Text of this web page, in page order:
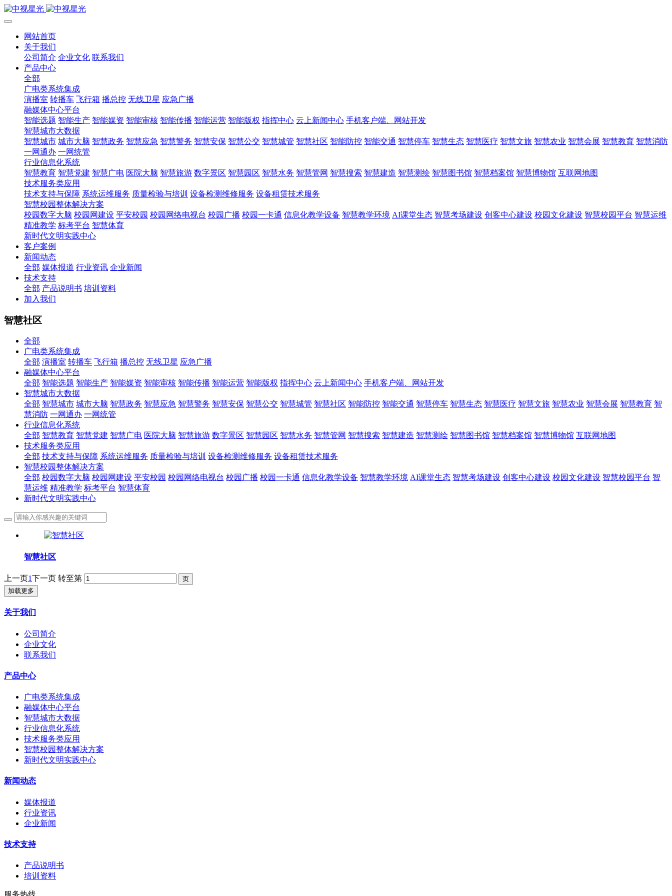
网站首页
关于我们
公司简介 企业文化 联系我们
产品中心
全部
广电类系统集成
演播室 转播车 飞行箱 播总控 无线卫星 应急广播
融媒体中心平台
智能选题 智能生产 智能媒资 智能审核 智能传播 智能运营 智能版权 指挥中心 云上新闻中心 手机客户端、网站开发
智慧城市大数据
智慧城市 城市大脑 智慧政务 智慧应急 智慧警务 智慧安保 智慧公交 智慧城管 智慧社区 智能防控 智能交通 智慧停车 智慧生态 智慧医疗 智慧文旅 智慧农业 智慧会展 智慧教育 智慧消防
一网通办 一网统管
行业信息化系统
智慧教育 智慧党建 智慧广电 医院大脑 智慧旅游 数字景区 智慧园区 智慧水务 智慧管网 智慧搜索 智慧建造 智慧测绘 智慧图书馆 智慧档案馆 智慧博物馆 互联网地图
技术服务类应用
技术支持与保障 系统运维服务 质量检验与培训 设备检测维修服务 设备租赁技术服务
智慧校园整体解决方案
校园数字大脑 校园网建设 平安校园 校园网络电视台 校园广播 校园一卡通 信息化教学设备 智慧教学环境 AI课堂生态 智慧考场建设 创客中心建设 校园文化建设 智慧校园平台 智慧运维
精准教学 标考平台 智慧体育
新时代文明实践中心
客户案例
新闻动态
全部 媒体报道 行业资讯 企业新闻
技术支持
全部 产品说明书 培训资料
加入我们
智慧社区
全部
广电类系统集成
全部 演播室 转播车 飞行箱 播总控 无线卫星 应急广播
融媒体中心平台
全部 智能选题 智能生产 智能媒资 智能审核 智能传播 智能运营 智能版权 指挥中心 云上新闻中心 手机客户端、网站开发
智慧城市大数据
全部 智慧城市 城市大脑 智慧政务 智慧应急 智慧警务 智慧安保 智慧公交 智慧城管 智慧社区 智能防控 智能交通 智慧停车 智慧生态 智慧医疗 智慧文旅 智慧农业 智慧会展 智慧教育 智
慧消防 一网通办 一网统管
行业信息化系统
全部 智慧教育 智慧党建 智慧广电 医院大脑 智慧旅游 数字景区 智慧园区 智慧水务 智慧管网 智慧搜索 智慧建造 智慧测绘 智慧图书馆 智慧档案馆 智慧博物馆 互联网地图
技术服务类应用
全部 技术支持与保障 系统运维服务 质量检验与培训 设备检测维修服务 设备租赁技术服务
智慧校园整体解决方案
全部 校园数字大脑 校园网建设 平安校园 校园网络电视台 校园广播 校园一卡通 信息化教学设备 智慧教学环境 AI课堂生态 智慧考场建设 创客中心建设 校园文化建设 智慧校园平台 智
慧运维 精准教学 标考平台 智慧体育
新时代文明实践中心
智慧社区
上一页1下一页 转至第
加载更多
关于我们
公司简介
企业文化
联系我们
产品中心
广电类系统集成
融媒体中心平台
智慧城市大数据
行业信息化系统
技术服务类应用
智慧校园整体解决方案
新时代文明实践中心
新闻动态
媒体报道
行业资讯
企业新闻
技术支持
产品说明书
培训资料
服务热线